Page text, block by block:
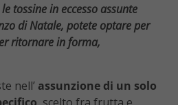
tossine in eccesso assunte
di Natale, potete optare per
ritornare in forma,
nell’ assunzione di un solo